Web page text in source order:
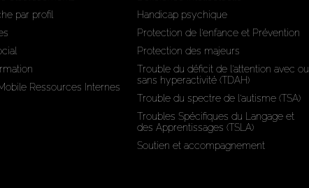
par profil
Ressources Internes
Handicap psychique
Protection de l'enfance et Prévention
Protection des majeurs
Trouble du déficit de l’attention avec ou
sans hyperactivité (TDAH)
Trouble du spectre de l'autisme (TSA)
Troubles Spécifiques du Langage et
des Apprentissages (TSLA)
Soutien et accompagnement